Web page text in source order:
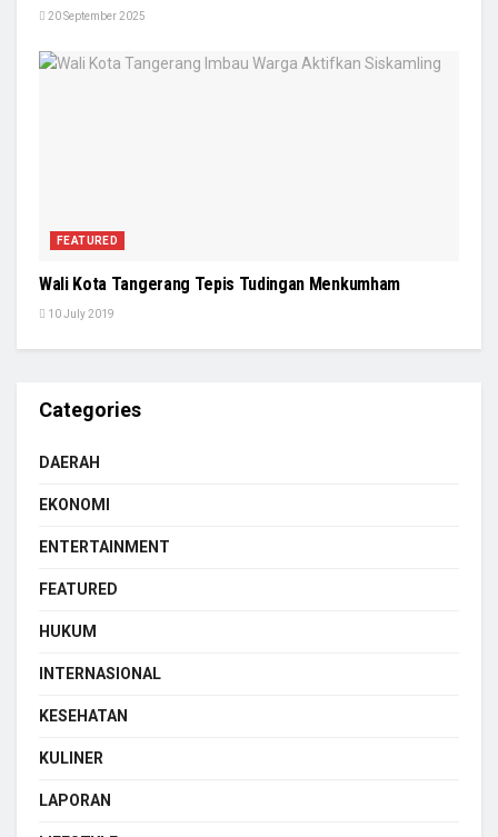
20 September 2025
FEATURED
Wali Kota Tangerang Tepis Tudingan Menkumham
10 July 2019
Categories
DAERAH
EKONOMI
ENTERTAINMENT
FEATURED
HUKUM
INTERNASIONAL
KESEHATAN
KULINER
LAPORAN